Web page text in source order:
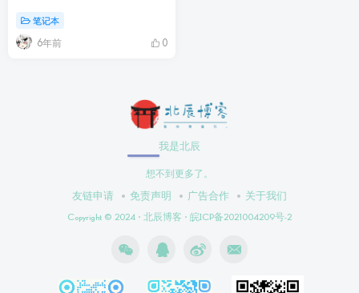
笔记本
6年前 0
我是北辰
想不到更多了。
友链申请 免责声明 广告合作 关于我们
Copyright © 2024 · 北辰博客 · 皖ICP备2021004209号-2